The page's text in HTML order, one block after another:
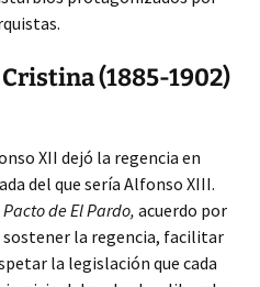
(1885-1902)
XII dejó la regencia en
del que sería Alfonso XIII.
Pacto de El Pardo, acuerdo por
la regencia, facilitar
la legislación que cada